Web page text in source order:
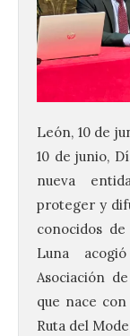
León, 10 de
10 de junio,
nueva
proteger y
conocidos
Luna
Asociación
que nace
Ruta del